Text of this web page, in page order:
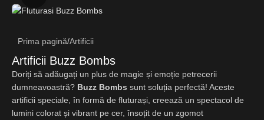
Prima pagină/Artificii
Artificii Buzz Bombs
Doriți să adăugați un plus de magie și emoție petrecerii
dumneavoastră? Buzz Bombs sunt soluția perfectă! Aceste
artificii speciale, în formă de fluturași, creează un spectacol de
lumini colorat și vibrant pe cer, însoțit de un zgomot